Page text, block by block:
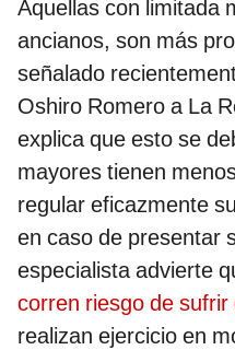
Aquellas con limitada
ancianos, son más
señalado
Oshiro Romero a La
explica que esto se
mayores tienen
regular eficazmente
en caso de presentar
especialista advierte
corren riesgo de
realizan ejercicio en